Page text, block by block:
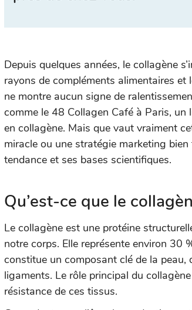
Depuis quelques années, le collagène
rayons de compléments alimentaires
ne montre aucun signe de
comme le 48 Collagen Café à Paris,
en collagène. Mais que vaut vraiment
miracle ou une stratégie marketing
tendance et ses bases scientifiques.
Qu’est-ce que le
Le collagène est une protéine
notre corps. Elle représente environ 30
constitue un composant clé de la
ligaments. Le rôle principal du
résistance de ces tissus.